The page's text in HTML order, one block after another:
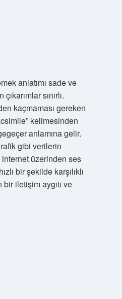
anlatımı sade ve
sınırlı.
kaçmaması gereken
kelimesinden
anlamına gelir.
gibi verilerin
üzerinden ses
bir şekilde karşılıklı
bir iletişim aygıtı ve